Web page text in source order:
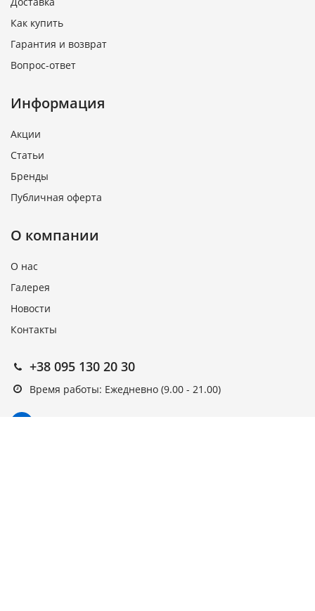
Как купить
Гарантия и возврат
Вопрос-ответ
Информация
Акции
Статьи
Бренды
Публичная оферта
О компании
О нас
Галерея
Новости
Контакты
+38 095 130 20 30
Время работы: Ежедневно (9.00 - 21.00)